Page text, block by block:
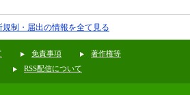
規制・届出の情報を全て見る
免責事項
著作権等
RSS配信について